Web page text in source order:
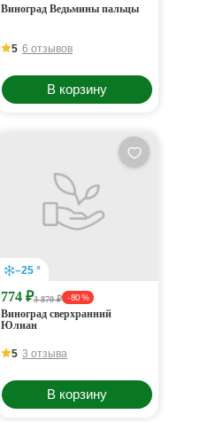
Виноград Ведьмины пальцы
5 6 отзывов
В корзину
–25 °
774 ₽3 870 ₽ - 80 %
Виноград сверхранний
Юлиан
5 3 отзыва
В корзину